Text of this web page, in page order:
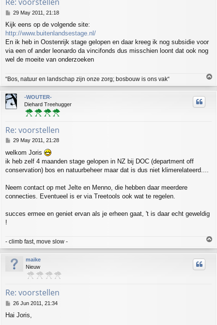
P
s
t
29 May 2011, 21:18
Kijk eens op de volgende site:
http://www.buitenlandsestage.nl/
En ik heb in Oostenrijk stage gelopen en daar kreeg ik nog subsidie voor
via een of ander leonardo da vincifonds dus misschien loont dat ook nog
wel de moeite van onderzoeken
“Bos, natuur en landschap zijn onze zorg; bosbouw is ons vak“
p
-WOUTER-
Diehard Treehugger
Re: voorstellen
P
s
29 May 2011, 21:28
welkom Joris
ik heb zelf 4 maanden stage gelopen in NZ bij DOC (department off
conservation) bos en natuurbeheer maar dat is dus niet klimerelateerd....
Neem contact op met Jelte en Menno, die hebben daar meerdere
connecties. Eventueel is er via Treetools ook wat te regelen.
succes ermee en geniet ervan als je erheen gaat, 't is daar echt geweldig
!
- climb fast, move slow -
o
p
maike
Nieuw
Re: voorstellen
P
s
26 Jun 2011, 21:34
Hai Joris,